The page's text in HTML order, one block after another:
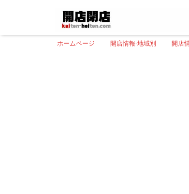
ホームページ 開店情報-地域別 開店